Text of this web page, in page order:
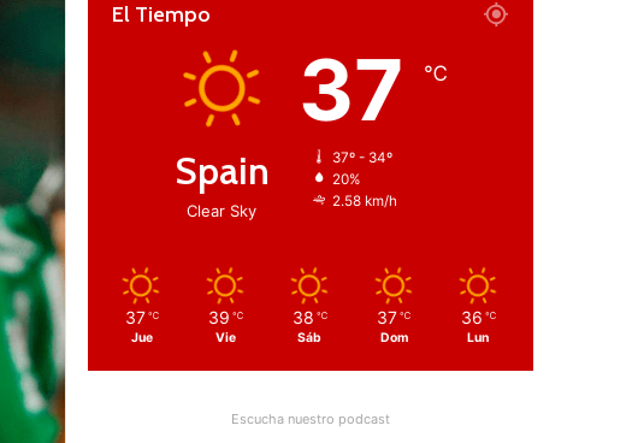
El Tiempo
Spain
Clear Sky
37 ℃
37º - 34º
20%
2.58 km/h
37 ℃
Jue
39 ℃
Vie
38 ℃
Sáb
37 ℃
Dom
36 ℃
Lun
Escucha nuestro podcast